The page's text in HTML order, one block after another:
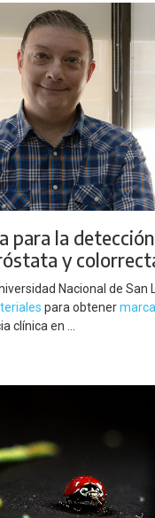
para la
y
Nacional de San
para obtener
clínica en ...